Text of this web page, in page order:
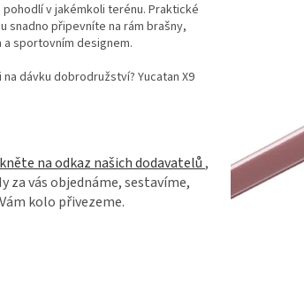
v jakémkoli terénu. Praktické
snadno připevníte na rám brašny,
a sportovním designem.
dávku dobrodružství? Yucatan X9
na odkaz našich dodavatelů,
za vás objednáme, sestavíme,
kolo přivezeme.